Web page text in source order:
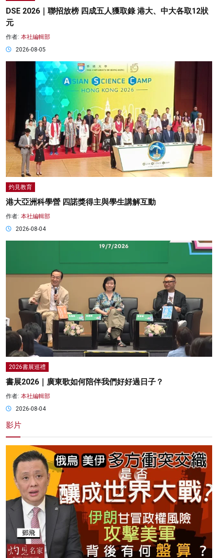
DSE 2026｜聯招放榜 四成五人獲取錄 港大、中大各取12狀
元
作者: 本社編輯部
2026-08-05
灼見教育
港大亞洲科學營 四諾獎得主與學生講解互動
作者: 本社編輯部
2026-08-04
2026書展巡禮
書展2026｜廣東歌如何陪伴我們好好過日子？
作者: 本社編輯部
2026-08-04
影片